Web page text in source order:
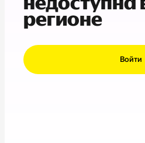
регионе
Войти